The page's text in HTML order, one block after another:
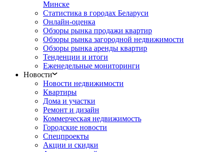
Минске
Статистика в городах Беларуси
Онлайн-оценка
Обзоры рынка продажи квартир
Обзоры рынка загородной недвижимости
Обзоры рынка аренды квартир
Тенденции и итоги
Еженедельные мониторинги
Новости
Новости недвижимости
Квартиры
Дома и участки
Ремонт и дизайн
Коммерческая недвижимость
Городские новости
Спецпроекты
Акции и скидки